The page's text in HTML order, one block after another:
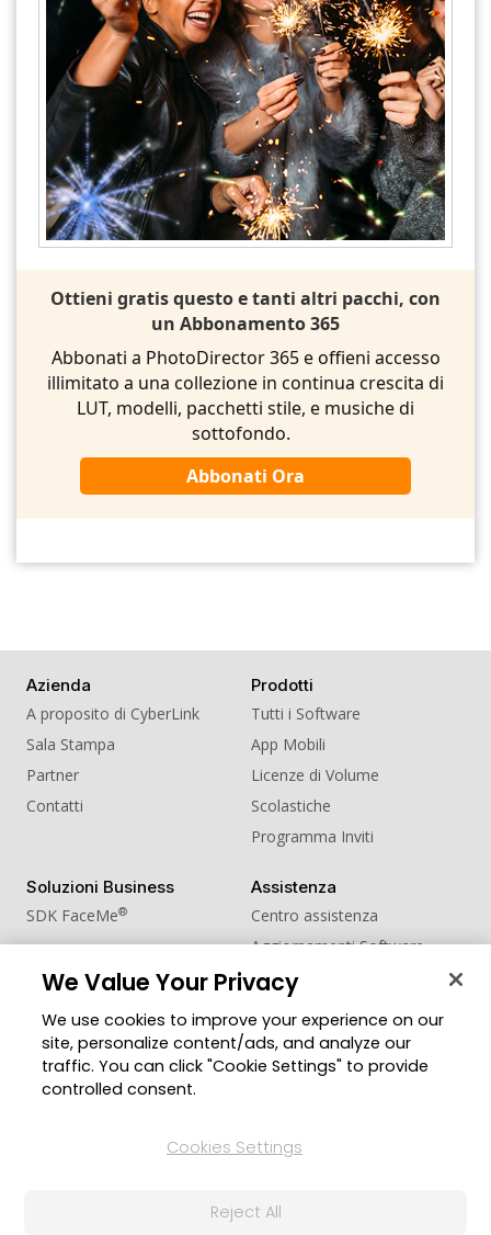
Ottieni gratis questo e tanti altri pacchi, con
un Abbonamento 365
Abbonati a PhotoDirector 365 e offieni accesso
illimitato a una collezione in continua crescita di
LUT, modelli, pacchetti stile, e musiche di
sottofondo.
Abbonati Ora
Azienda
A proposito di CyberLink
Sala Stampa
Partner
Contatti
Prodotti
Tutti i Software
App Mobili
Licenze di Volume
Scolastiche
Programma Inviti
Soluzioni Business
SDK FaceMe®
Assistenza
Centro assistenza
Aggiornamenti Software
Centro Apprendimento
Comunità
Zona Utenti
Blog
Cambia regione
© 2026 CyberLink Corp. Tutti i diritti riservati.
We Value Your Privacy
We use cookies to improve your experience on our
site, personalize content/ads, and analyze our
traffic. You can click "Cookie Settings" to provide
controlled consent.
Cookies Settings
Reject All